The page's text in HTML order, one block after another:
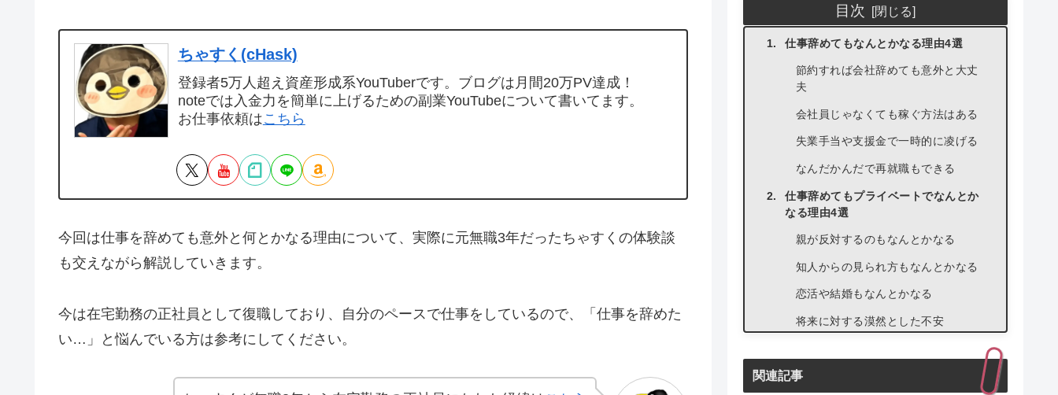
ちゃすく(cHask)
登録者5万人超え資産形成系YouTuberです。ブログは月間20万PV達成！
noteでは入金力を簡単に上げるための副業YouTubeについて書いてます。
お仕事依頼はこちら
今回は仕事を辞めても意外と何とかなる理由について、実際に元無職3年だったちゃすくの体験談
も交えながら解説していきます。
今は在宅勤務の正社員として復職しており、自分のペースで仕事をしているので、「仕事を辞めた
い…」と悩んでいる方は参考にしてください。
目次
仕事辞めてもなんとかなる理由4選
節約すれば会社辞めても意外と大丈
夫
会社員じゃなくても稼ぐ方法はある
失業手当や支援金で一時的に凌げる
なんだかんだで再就職もできる
仕事辞めてもプライベートでなんとか
なる理由4選
親が反対するのもなんとかなる
知人からの見られ方もなんとかなる
恋活や結婚もなんとかなる
将来に対する漠然とした不安
関連記事